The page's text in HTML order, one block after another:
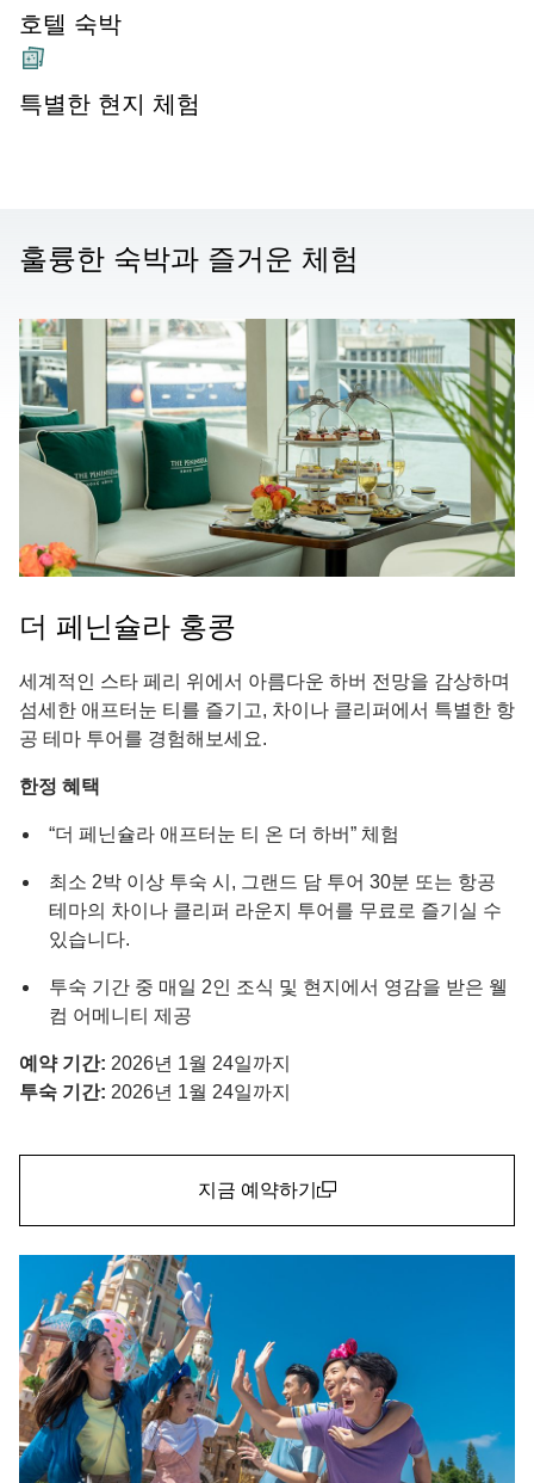
호텔 숙박
특별한 현지 체험
훌륭한 숙박과 즐거운 체험
더 페닌슐라 홍콩
세계적인 스타 페리 위에서 아름다운 하버 전망을 감상하며
섬세한 애프터눈 티를 즐기고, 차이나 클리퍼에서 특별한 항
공 테마 투어를 경험해보세요.
한정 혜택
“더 페닌슐라 애프터눈 티 온 더 하버” 체험
최소 2박 이상 투숙 시, 그랜드 담 투어 30분 또는 항공
테마의 차이나 클리퍼 라운지 투어를 무료로 즐기실 수
있습니다.
투숙 기간 중 매일 2인 조식 및 현지에서 영감을 받은 웰
컴 어메니티 제공
예약 기간: 2026년 1월 24일까지
투숙 기간: 2026년 1월 24일까지
지금 예약하기